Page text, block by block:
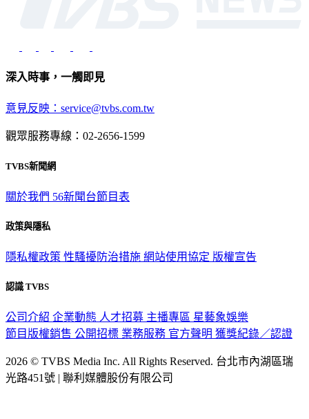
深入時事，一觸即見
意見反映：service@tvbs.com.tw
觀眾服務專線：02-2656-1599
TVBS新聞網
關於我們 56新聞台節目表
政策與隱私
隱私權政策 性騷擾防治措施 網站使用協定 版權宣告
認識 TVBS
公司介紹 企業動態 人才招募 主播專區 星藝象娛樂
節目版權銷售 公開招標 業務服務 官方聲明 獲獎紀錄／認證
2026 © TVBS Media Inc. All Rights Reserved. 台北市內湖區瑞
光路451號 | 聯利媒體股份有限公司